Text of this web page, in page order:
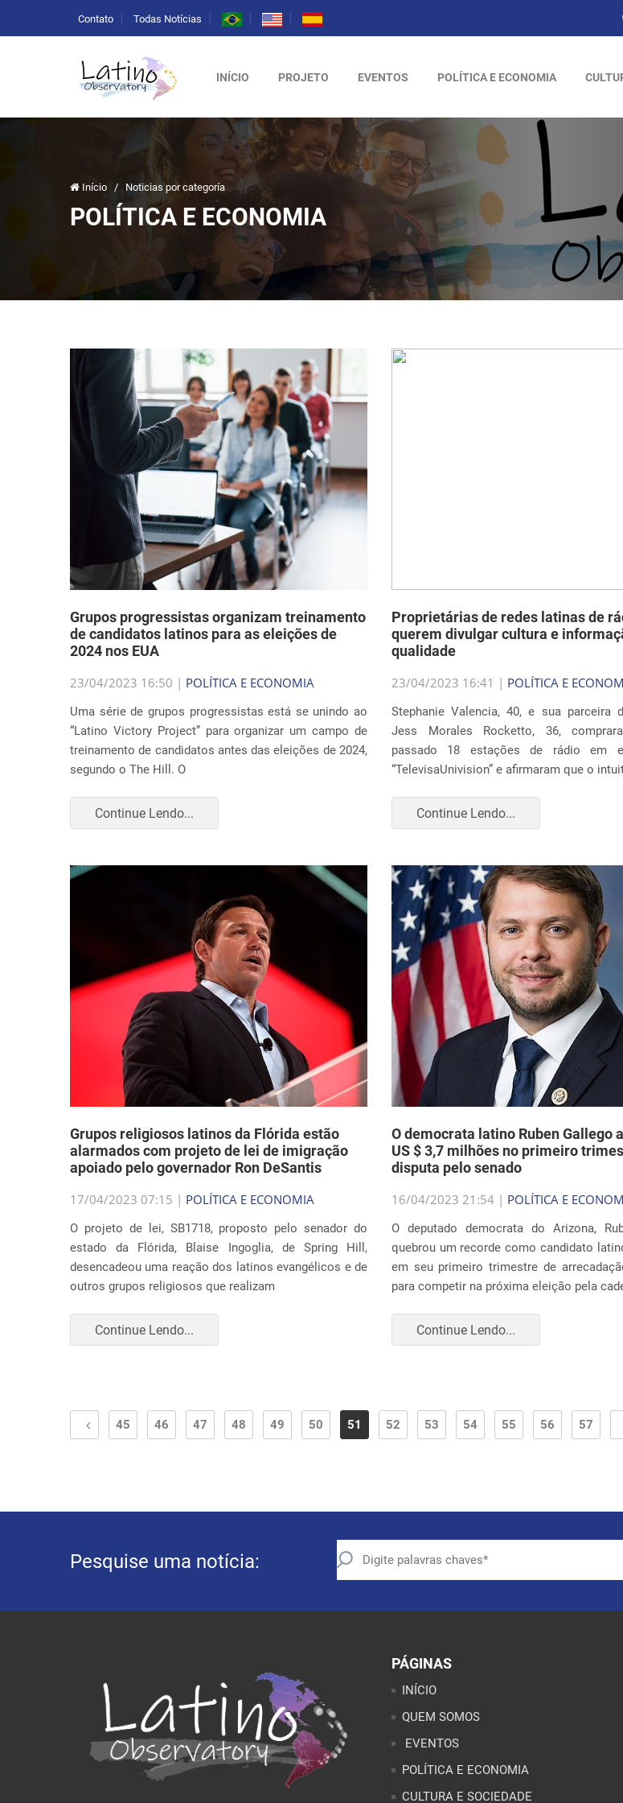
Contato Todas Notícias
INÍCIO PROJETO EVENTOS POLÍTICA E ECONOMIA
Início / Noticias por categoría
POLÍTICA E ECONOMIA
Grupos progressistas organizam treinamento
de candidatos latinos para as eleições de
2024 nos EUA
23/04/2023 16:50 | POLÍTICA E ECONOMIA
Uma série de grupos progressistas está se unindo ao
“Latino Victory Project” para organizar um campo de
treinamento de candidatos antes das eleições de 2024,
segundo o The Hill. O
Continue Lendo...
Proprietárias de redes latinas de
querem divulgar cultura e
qualidade
23/04/2023 16:41 | POLÍTICA E
Stephanie Valencia, 40, e sua parceira
Jess Morales Rocketto, 36,
passado 18 estações de rádio em
“TelevisaUnivision” e afirmaram que o
Continue Lendo...
Grupos religiosos latinos da Flórida estão
alarmados com projeto de lei de imigração
apoiado pelo governador Ron DeSantis
17/04/2023 07:15 | POLÍTICA E ECONOMIA
O projeto de lei, SB1718, proposto pelo senador do
estado da Flórida, Blaise Ingoglia, de Spring Hill,
desencadeou uma reação dos latinos evangélicos e de
outros grupos religiosos que realizam
Continue Lendo...
O democrata latino Ruben Gallego
US $ 3,7 milhões no primeiro
disputa pelo senado
16/04/2023 21:54 | POLÍTICA E
O deputado democrata do Arizona,
quebrou um recorde como candidato
em seu primeiro trimestre de
para competir na próxima eleição pela
Continue Lendo...
45 46 47 48 49 50 51 52 53 54 55 56 57
Pesquise uma notícia:
PÁGINAS
INÍCIO
QUEM SOMOS
EVENTOS
POLÍTICA E ECONOMIA
CULTURA E SOCIEDADE